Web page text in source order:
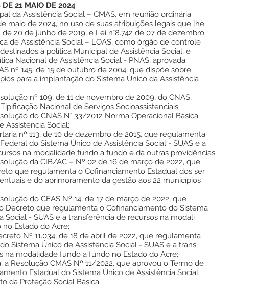
DE 21 MAIO DE 2024
da Assistência Social – CMAS, em reunião ordinária
maio de 2024, no uso de suas atribuições legais que lhe
20 de junho de 2019, e Lei n°8.742 de 07 de dezembro
de Assistência Social – LOAS, como órgão de controle
à política Municipal de Assistência Social, e
Nacional de Assistência Social - PNAS, aprovada
nº 145, de 15 de outubro de 2004, que dispõe sobre
para a implantação do Sistema Único da Assistência
nº 109, de 11 de novembro de 2009, do CNAS,
Nacional de Serviços Socioassistenciais;
do CNAS N° 33/2012 Norma Operacional Básica
Assistência Social;
nº 113, de 10 de dezembro de 2015, que regulamenta
do Sistema Único de Assistência Social - SUAS e a
na modalidade fundo a fundo e dá outras providências;
da CIB/AC – Nº 02 de 16 de março de 2022, que
que regulamenta o Cofinanciamento Estadual dos ser
e do aprimoramento da gestão aos 22 municípios
do CEAS Nº 14, de 17 de março de 2022, que
Decreto que regulamenta o Cofinanciamento do Sistema
Social - SUAS e a transferência de recursos na modali
Estado do Acre;
Nº 11.034, de 18 de abril de 2022, que regulamenta
Sistema Único de Assistência Social - SUAS e a trans
na modalidade fundo a fundo no Estado do Acre;
a Resolução CMAS Nº 11/2022, que aprovou o Termo de
Estadual do Sistema Único de Assistência Social,
da Proteção Social Básica.